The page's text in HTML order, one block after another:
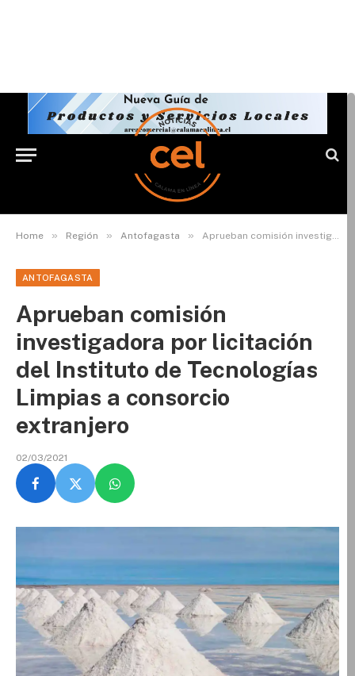
Home » Región » Antofagasta » Aprueban comisión investigadora por licitación del Instituto de Tecnologías Limpias a consorcio extranjero
ANTOFAGASTA
Aprueban comisión
investigadora por licitación
del Instituto de Tecnologías
Limpias a consorcio
extranjero
02/03/2021